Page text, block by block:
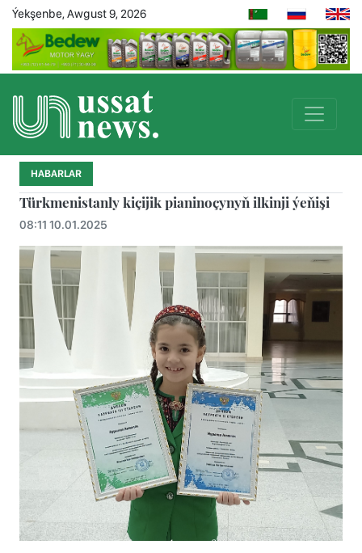
Ýekşenbe, Awgust 9, 2026
HABARLAR
Türkmenistanly kiçijik pianinoçynyň ilkinji ýeňişi
08:11 10.01.2025